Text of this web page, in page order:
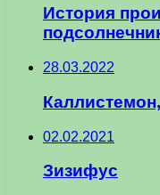
История
28.03.2022
02.02.2021
Зизифус